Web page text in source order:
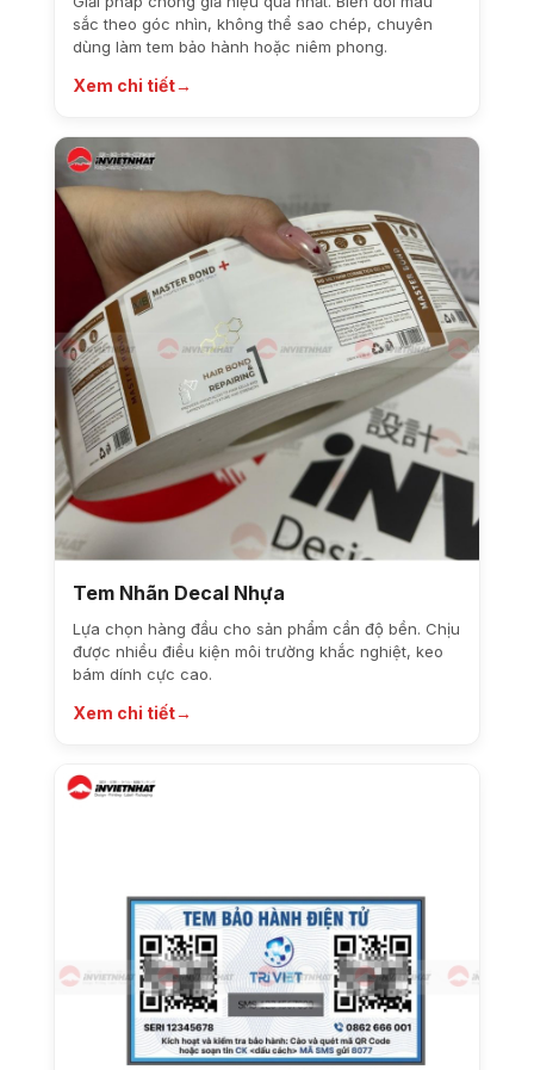
sắc theo góc nhìn, không thể sao chép, chuyên
dùng làm tem bảo hành hoặc niêm phong.
Xem chi tiết→
Tem Nhãn Decal Nhựa
Lựa chọn hàng đầu cho sản phẩm cần độ bền. Chịu
được nhiều điều kiện môi trường khắc nghiệt, keo
bám dính cực cao.
Xem chi tiết→